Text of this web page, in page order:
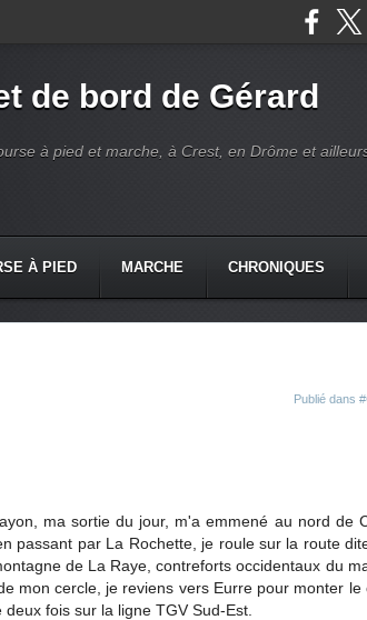
de bord de Gérard
à pied et marche, à Crest, en Drôme et
À PIED MARCHE CHRONIQUES
Publié dans
ma sortie du jour, m'a emmené au nord de
passant par La Rochette, je roule sur la route
de La Raye, contreforts occidentaux du
mon cercle, je reviens vers Eurre pour monter le
fois sur la ligne TGV Sud-Est.